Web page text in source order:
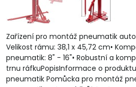
Zařízení pro montáž pneumatik
Velikost rámu: 38,1 x 45,72 cm•
pneumatik: 8" - 16"• Robustní a
trnu ráfkuPopisInformace o
pneumatik Pomůcka pro montáž